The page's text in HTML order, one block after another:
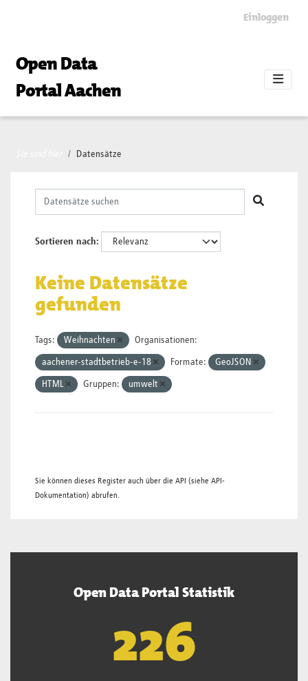
Einloggen
Open Data
Portal Aachen
Datensätze
Sortieren nach
Keine Datensätze
gefunden
Tags: Weihnachten Organisationen:
aachener-stadtbetrieb-e-18 Formate: GeoJSON
HTML Gruppen: umwelt
Sie können dieses Register auch über die API (siehe API-
Dokumentation) abrufen.
Open Data Portal Statistik
226